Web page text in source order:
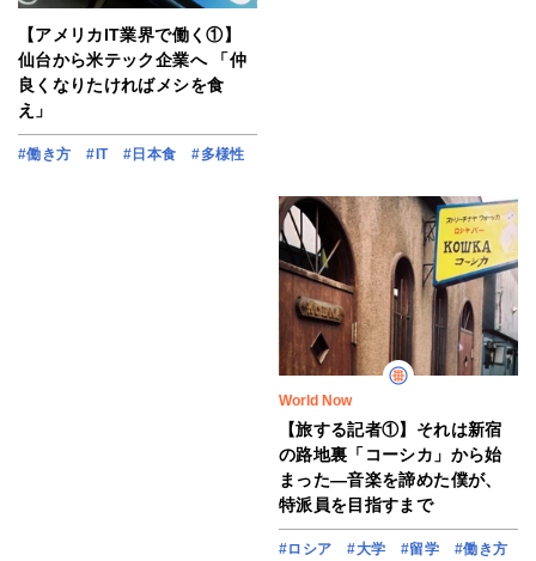
【アメリカIT業界で働く①】
仙台から米テック企業へ 「仲
良くなりたければメシを食
え」
#働き方 #IT #日本食 #多様性
World Now
【旅する記者①】それは新宿
の路地裏「コーシカ」から始
まった―音楽を諦めた僕が、
特派員を目指すまで
#ロシア #大学 #留学
#働き方